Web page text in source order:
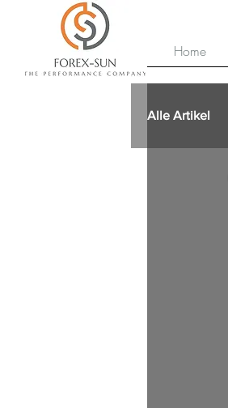
Home
Alle Artikel